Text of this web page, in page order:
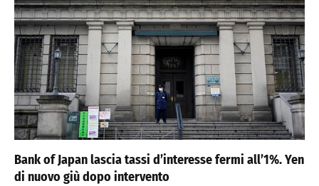
Bank of Japan lascia tassi d’interesse fermi all’1%. Yen
di nuovo giù dopo intervento